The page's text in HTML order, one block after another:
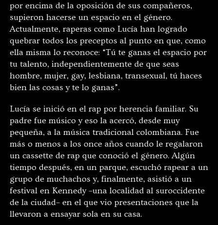
por encima de la oposición de sus compañeros,
supieron hacerse un espacio en el género.
Actualmente, raperas como Lucía han logrado
quebrar todos los preceptos al punto en que, como
ella misma lo reconoce: “Tú te ganas el espacio por
tu talento, independientemente de que seas
hombre, mujer, gay, lesbiana, transexual, tú haces
bien las cosas y te lo ganas”.
Lucía se inició en el rap por herencia familiar. Su
padre fue músico y eso la acercó, desde muy
pequeña, a la música tradicional colombiana. Fue
más o menos a los once años cuando le regalaron
un cassette de rap que conoció el género. Algún
tiempo después, en un parque, escuchó rapear a un
grupo de muchachos y, finalmente, asistió a un
festival en Kennedy –una localidad al suroccidente
de la ciudad– en el que vio presentaciones que la
llevaron a ensayar sola en su casa.